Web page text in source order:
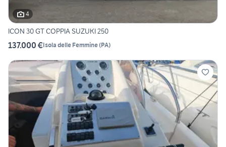
4
ICON 30 GT COPPIA SUZUKI 250
137.000 €Isola delle Femmine(PA)